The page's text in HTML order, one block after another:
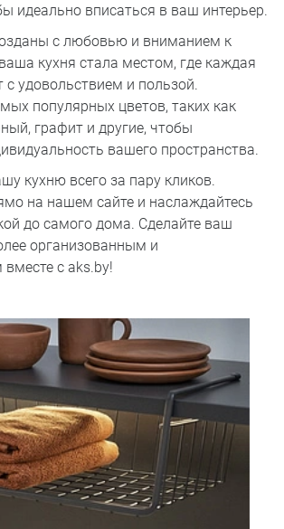
идеально вписаться в ваш интерьер.
с любовью и вниманием к
кухня стала местом, где каждая
с удовольствием и пользой.
популярных цветов, таких как
графит и другие, чтобы
вашего пространства.
кухню всего за пару кликов.
на нашем сайте и наслаждайтесь
до самого дома. Сделайте ваш
организованным и
с aks.by!